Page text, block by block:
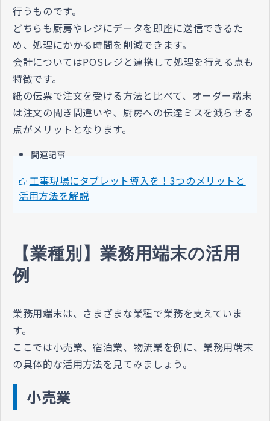
行うものです。
どちらも厨房やレジにデータを即座に送信できるた
め、処理にかかる時間を削減できます。
会計についてはPOSレジと連携して処理を行える点も
特徴です。
紙の伝票で注文を受ける方法と比べて、オーダー端末
は注文の聞き間違いや、厨房への伝達ミスを減らせる
点がメリットとなります。
関連記事
工事現場にタブレット導入を！3つのメリットと
活用方法を解説
【業種別】業務用端末の活用
例
業務用端末は、さまざまな業種で業務を支えていま
す。
ここでは小売業、宿泊業、物流業を例に、業務用端末
の具体的な活用方法を見てみましょう。
小売業